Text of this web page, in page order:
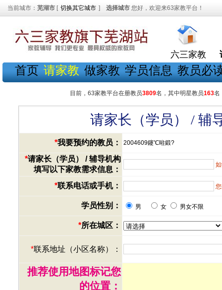
当前城市： 芜湖市 [ 切换其它城市 ] 选择城市 您好，欢迎来63家教平台！
六三家教
首页 请家教 做家教 学员信息 教员必
目前，63家教平台在册教员3809名，其中明星教员163名
请家长（学员） / 辅
*我要预约的教员： 2004609鑳℃暀鍛?
*请家长（学员） / 辅导机构
填写以下家教需求信息：
*联系电话或手机：
学员性别： 男 女 男女不限
*所在城区：
*联系地址（小区名称）：
推荐使用地图标记您
的位置：